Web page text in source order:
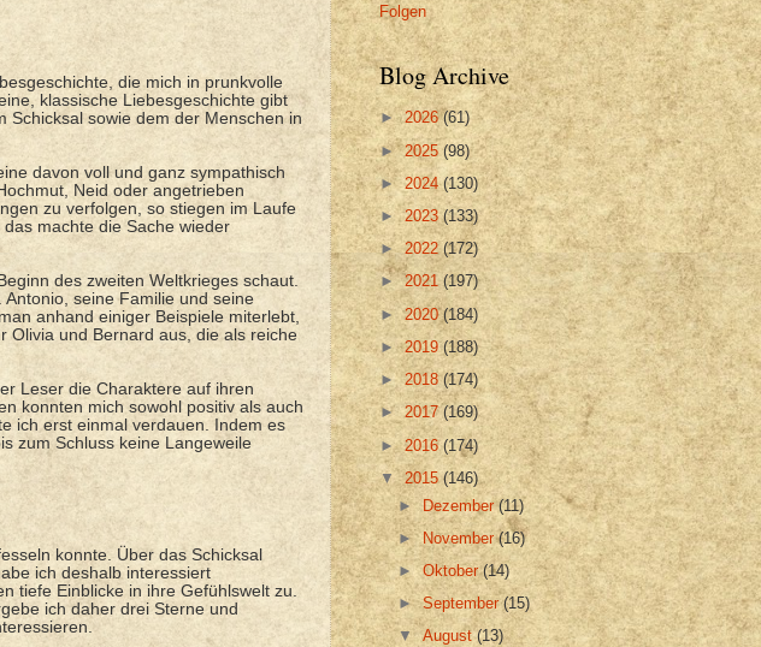
die mich in prunkvolle
klassische Liebesgeschichte gibt
Schicksal sowie dem der Menschen in
davon voll und ganz sympathisch
Neid oder angetrieben
zu verfolgen, so stiegen im Laufe
machte die Sache wieder
des zweiten Weltkrieges schaut.
seine Familie und seine
anhand einiger Beispiele miterlebt,
Olivia und Bernard aus, die als reiche
Leser die Charaktere auf ihren
konnten mich sowohl positiv als auch
ich erst einmal verdauen. Indem es
zum Schluss keine Langeweile
konnte. Über das Schicksal
ich deshalb interessiert
tiefe Einblicke in ihre Gefühlswelt zu.
ich daher drei Sterne und
Folgen
Blog Archive
►2026(61)
►2025(98)
►2024(130)
►2023(133)
►2022 (172)
►2021 (197)
►2020(184)
►2019(188)
►2018(174)
►2017(169)
►2016(174)
▼2015(146)
► Dezember(11)
►November(16)
►Oktober(14)
►September(15)
▼August(13)